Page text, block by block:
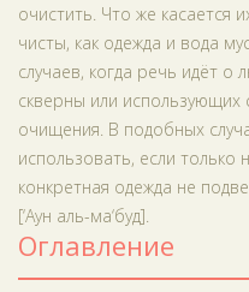
очистить. Что же касается
чисты, как одежда и вода
случаев, когда речь идёт
скверны или использующих
очищения. В подобных
использовать, если только
конкретная одежда не
[‘Аун аль-ма‘буд].
Оглавление